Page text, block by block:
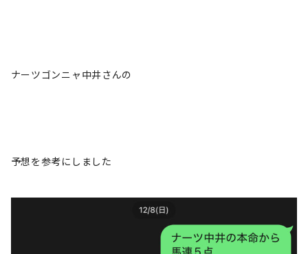
ナーツゴンニャ中井さんの
予想を参考にしました